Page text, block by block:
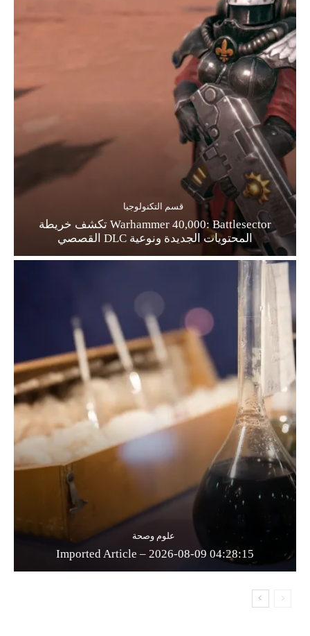
قسم التكنولوجيا
Warhammer 40,000: Battlesector تكشف خريطة
المحتويات الجديدة ونوعية DLC القصصي
علوم وصحة
Imported Article – 2026-08-09 04:28:15